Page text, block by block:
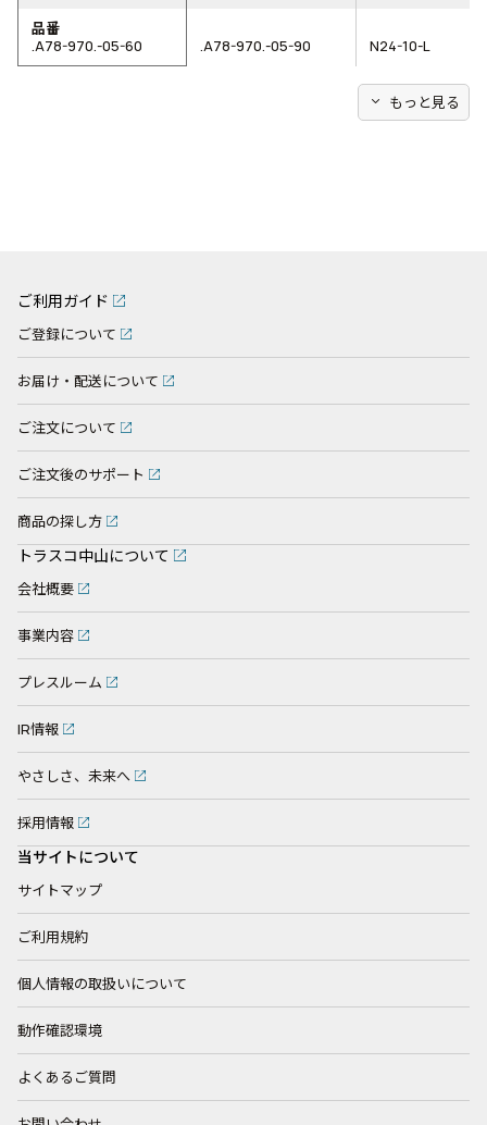
品番
.A78-970.-05-60
.A78-970.-05-90 N24-10-L
expand_more もっと見る
ご利用ガイド
ご登録について
お届け・配送について
ご注文について
ご注文後のサポート
商品の探し方
トラスコ中山について
会社概要
事業内容
プレスルーム
IR情報
やさしさ、未来へ
採用情報
当サイトについて
サイトマップ
ご利用規約
個人情報の取扱いについて
動作確認環境
よくあるご質問